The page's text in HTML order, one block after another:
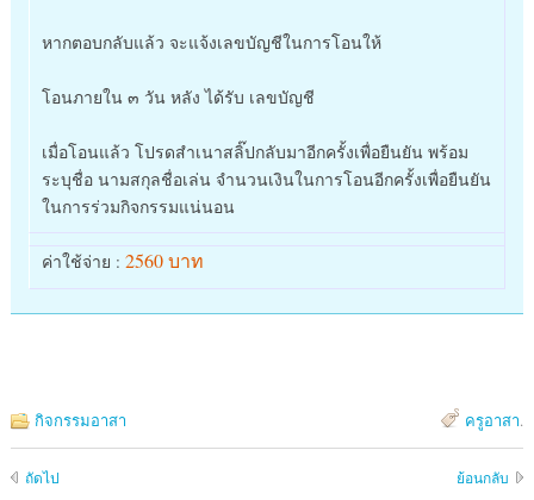
หากตอบกลับแล้ว จะแจ้งเลขบัญชีในการโอนให้
โอนภายใน ๓ วัน หลัง ได้รับ เลขบัญชี
เมื่อโอนแล้ว โปรดสำเนาสลิ๊ปกลับมาอีกครั้งเพื่อยืนยัน พร้อม
ระบุชื่อ นามสกุลชื่อเล่น จำนวนเงินในการโอนอีกครั้งเพื่อยืนยัน
ในการร่วมกิจกรรมแน่นอน
ค่าใช้จ่าย : 2560 บาท
กิจกรรมอาสา ครูอาสา.
ถัดไป ย้อนกลับ